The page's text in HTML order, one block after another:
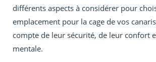
différents aspects à considérer pour
emplacement pour la cage de vos
compte de leur sécurité, de leur confort
mentale.